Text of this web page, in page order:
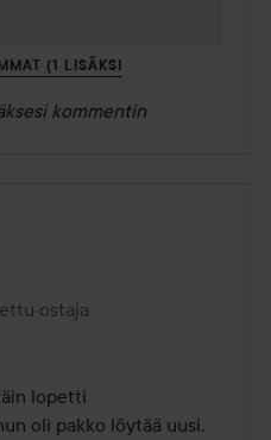
(1 LISÄKSI
kommentin
sitten
ostaja
lopetti
oli pakko löytää uusi.